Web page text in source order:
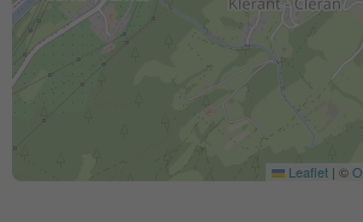
Leaflet | ©